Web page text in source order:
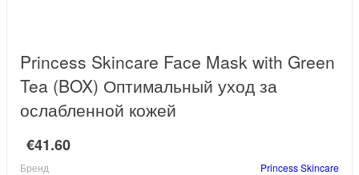
Princess Skincare Face Mask with Green
Tea (BOX) Оптимальный уход за
ослабленной кожей
€41.60
Бренд
Princess Skincare